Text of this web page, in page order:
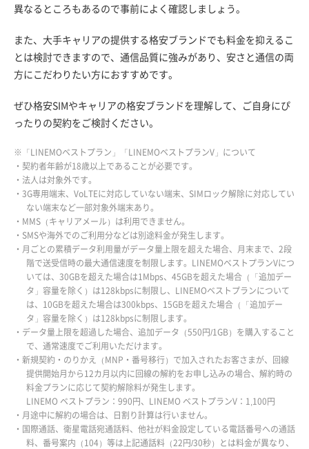
異なるところもあるので事前によく確認しましょう。
また、大手キャリアの提供する格安ブランドでも料金を抑えるこ
とは検討できますので、通信品質に強みがあり、安さと通信の両
方にこだわりたい方におすすめです。
ぜひ格安SIMやキャリアの格安ブランドを理解して、ご自身にぴ
ったりの契約をご検討ください。
※「LINEMOベストプラン」「LINEMOベストプランV」について
・契約者年齢が18歳以上であることが必要です。
・法人は対象外です。
・3G専用端末、VoLTEに対応していない端末、SIMロック解除に対応してい
ない端末など一部対象外端末あり。
・MMS（キャリアメール）は利用できません。
・SMSや海外でのご利用分などは別途料金が発生します。
・月ごとの累積データ利用量がデータ量上限を超えた場合、月末まで、2段
階で送受信時の最大通信速度を制限します。LINEMOベストプランVにつ
いては、30GBを超えた場合は1Mbps、45GBを超えた場合（「追加デー
タ」容量を除く）は128kbpsに制限し、LINEMOベストプランについて
は、10GBを超えた場合は300kbps、15GBを超えた場合（「追加デー
タ」容量を除く）は128kbpsに制限します。
・データ量上限を超過した場合、追加データ（550円/1GB）を購入すること
で、通常速度でご利用いただけます。
・新規契約・のりかえ（MNP・番号移行）で加入されたお客さまが、回線
提供開始月から12カ月以内に回線の解約をお申し込みの場合、解約時の
料金プランに応じて契約解除料が発生します。
LINEMO ベストプラン：990円、LINEMO ベストプランV：1,100円
・月途中に解約の場合は、日割り計算は行いません。
・国際通話、衛星電話宛通話料、他社が料金設定している電話番号への通話
料、番号案内（104）等は上記通話料（22円/30秒）とは料金が異なり、